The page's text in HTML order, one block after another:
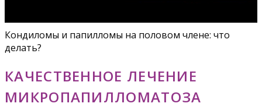
Кондиломы и папилломы на половом члене: что
делать?
КАЧЕСТВЕННОЕ ЛЕЧЕНИЕ
МИКРОПАПИЛЛОМАТОЗА